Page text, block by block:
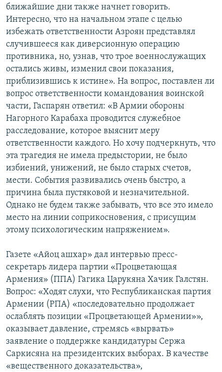
ближайшие дни также начнет говорить.
Интересно, что на начальном этапе с целью
избежать ответственности Азроян представлял
случившееся как диверсионную операцию
противника, но, узнав, что трое военнослужащих
остались живы, изменил свои показания,
приблизившись к истине». На вопрос, поставлен ли
вопрос ответственности командования воинской
части, Гаспарян ответил: «В Армии обороны
Нагорного Карабаха проводится служебное
расследование, которое выяснит меру
ответственности каждого. Но хочу подчеркнуть, что
эта трагедия не имела предыстории, не было
избиений, унижений, не было старых счетов,
мести. События развивались очень быстро, а
причина была пустяковой и незначительной.
Однако не будем также забывать, что все это имело
место на линии соприкосновения, с присущим
этому психологическим напряжением».
Газете «Айоц ашхар» дал интервью пресс-
секретарь лидера партии «Процветающая
Армения» (ППА) Гагика Царукяна Хачик Галстян.
Вопрос: «Ходят слухи, что Республиканская партия
Армении (РПА) «последовательно продолжает
ослаблять позиции «Процветающей Армении»»,
оказывает давление, стремясь «вырвать»
заявление о поддержке кандидатуры Сержа
Саркисяна на президентских выборах. В качестве
«вещественного доказательства»,